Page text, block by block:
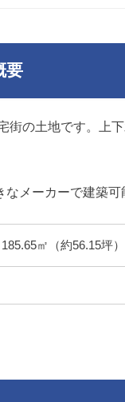
要
街の土地です。上
メーカーで建築可
185.65㎡（約56.15坪）